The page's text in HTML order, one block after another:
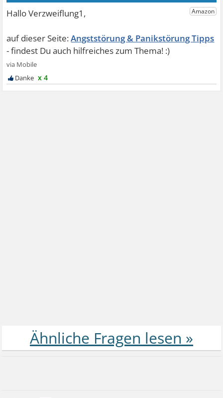
Angststörung & Panikstörung Tipps
x 4